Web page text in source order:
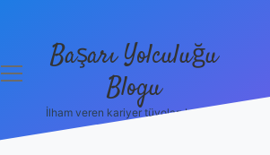
menüyüBaşarı Yolculuğu
Blogu
İlham veren kariyer tüyoları burada!